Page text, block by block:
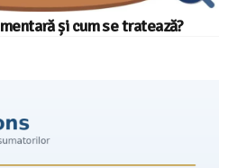
și cum se tratează?